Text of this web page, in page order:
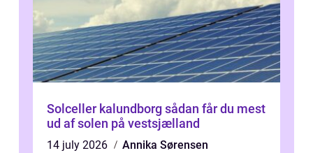
Solceller kalundborg sådan får du mest
ud af solen på vestsjælland
14 july 2026
Annika Sørensen